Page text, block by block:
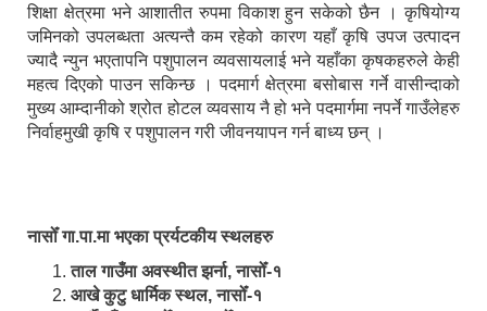
शिक्षा क्षेत्रमा भने आशातीत रुपमा विकाश हुन सकेको छैन । कृषियोग्य
जमिनको उपलब्धता अत्यन्तै कम रहेको कारण यहाँ कृषि उपज उत्पादन
ज्यादै न्युन भएतापनि पशुपालन व्यवसायलाई भने यहाँका कृषकहरुले केही
महत्व दिएको पाउन सकिन्छ । पदमार्ग क्षेत्रमा बसोबास गर्ने वासीन्दाको
मुख्य आम्दानीको श्रोत होटल व्यवसाय नै हो भने पदमार्गमा नपर्ने गाउँलेहरु
निर्वाहमुखी कृषि र पशुपालन गरी जीवनयापन गर्न बाध्य छन् ।
नासोँ गा.पा.मा भएका प्रर्यटकीय स्थलहरु
ताल गाउँमा अवस्थीत झर्ना, नासोँ-१
आखे कुटु धार्मिक स्थल, नासोँ-१